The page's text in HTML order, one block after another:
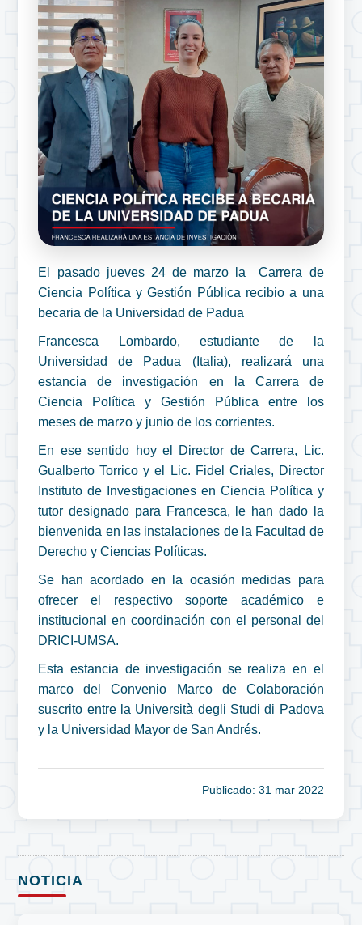
El pasado jueves 24 de marzo la Carrera de
Ciencia Política y Gestión Pública recibio a una
becaria de la Universidad de Padua
Francesca Lombardo, estudiante de la
Universidad de Padua (Italia), realizará una
estancia de investigación en la Carrera de
Ciencia Política y Gestión Pública entre los
meses de marzo y junio de los corrientes.
En ese sentido hoy el Director de Carrera, Lic.
Gualberto Torrico y el Lic. Fidel Criales, Director
Instituto de Investigaciones en Ciencia Política y
tutor designado para Francesca, le han dado la
bienvenida en las instalaciones de la Facultad de
Derecho y Ciencias Políticas.
Se han acordado en la ocasión medidas para
ofrecer el respectivo soporte académico e
institucional en coordinación con el personal del
DRICI-UMSA.
Esta estancia de investigación se realiza en el
marco del Convenio Marco de Colaboración
suscrito entre la Università degli Studi di Padova
y la Universidad Mayor de San Andrés.
Publicado: 31 mar 2022
NOTICIA